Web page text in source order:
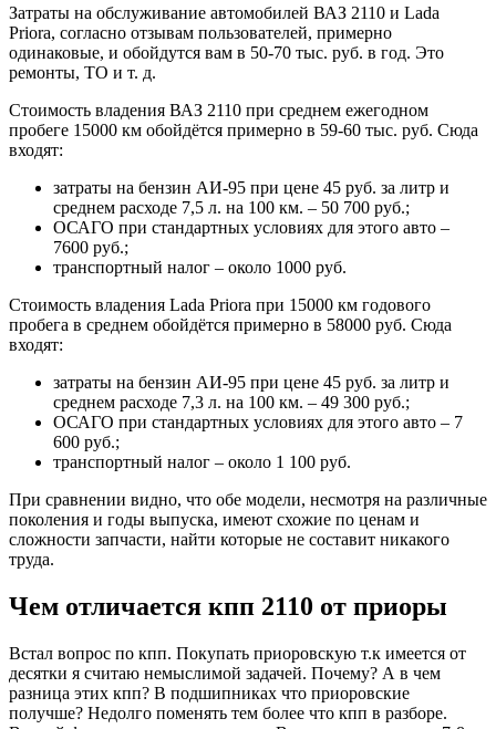
Затраты на обслуживание автомобилей ВАЗ 2110 и Lada
Priora, согласно отзывам пользователей, примерно
одинаковые, и обойдутся вам в 50-70 тыс. руб. в год. Это
ремонты, ТО и т. д.
Стоимость владения ВАЗ 2110 при среднем ежегодном
пробеге 15000 км обойдётся примерно в 59-60 тыс. руб. Сюда
входят:
затраты на бензин АИ-95 при цене 45 руб. за литр и
среднем расходе 7,5 л. на 100 км. – 50 700 руб.;
ОСАГО при стандартных условиях для этого авто –
7600 руб.;
транспортный налог – около 1000 руб.
Стоимость владения Lada Priora при 15000 км годового
пробега в среднем обойдётся примерно в 58000 руб. Сюда
входят:
затраты на бензин АИ-95 при цене 45 руб. за литр и
среднем расходе 7,3 л. на 100 км. – 49 300 руб.;
ОСАГО при стандартных условиях для этого авто – 7
600 руб.;
транспортный налог – около 1 100 руб.
При сравнении видно, что обе модели, несмотря на различные
поколения и годы выпуска, имеют схожие по ценам и
сложности запчасти, найти которые не составит никакого
труда.
Чем отличается кпп 2110 от приоры
Встал вопрос по кпп. Покупать приоровскую т.к имеется от
десятки я считаю немыслимой задачей. Почему? А в чем
разница этих кпп? В подшипниках что приоровские
получше? Недолго поменять тем более что кпп в разборе.